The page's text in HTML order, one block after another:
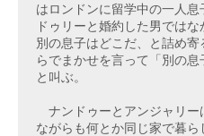
はロンドンに留学中の一人
ドゥリーと婚約した男では
別の息子はどこだ、と詰め
らでまかせを言って「別の息
と叫ぶ。
ナンドゥーとアンジャリー
ながらも何とか同じ家で暮